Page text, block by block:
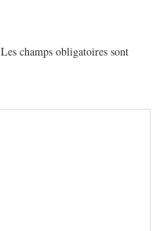
Les champs obligatoires sont